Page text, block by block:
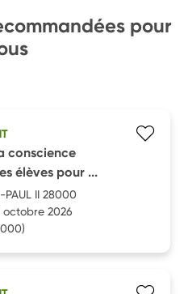
pour
conscience
élèves pour ...
PAUL II 28000
2026